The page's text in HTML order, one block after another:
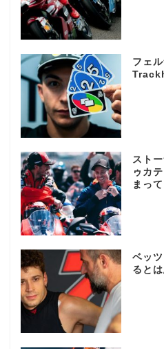
フェ
スト
ゥカ
まっ
ベッ
ると